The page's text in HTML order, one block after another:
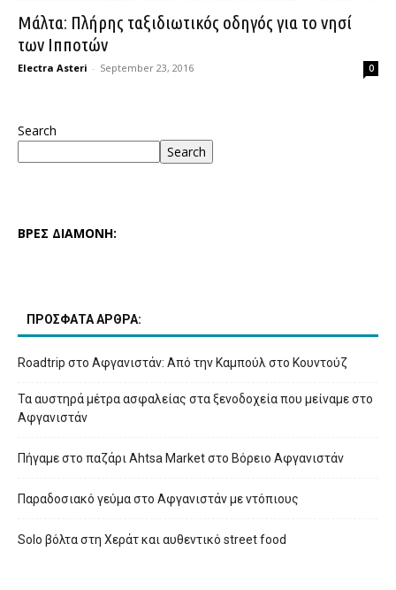
Μάλτα: Πλήρης ταξιδιωτικός οδηγός για το νησί
των Ιπποτών
Electra Asteri - September 23, 2016 0
Search
Search
ΒΡΕΣ ΔΙΑΜΟΝΗ:
ΠΡΟΣΦΑΤΑ ΑΡΘΡΑ:
Roadtrip στο Αφγανιστάν: Από την Καμπούλ στο Κουντούζ
Τα αυστηρά μέτρα ασφαλείας στα ξενοδοχεία που μείναμε στο
Αφγανιστάν
Πήγαμε στο παζάρι Ahtsa Market στο Βόρειο Αφγανιστάν
Παραδοσιακό γεύμα στο Αφγανιστάν με ντόπιους
Solo βόλτα στη Χεράτ και αυθεντικό street food